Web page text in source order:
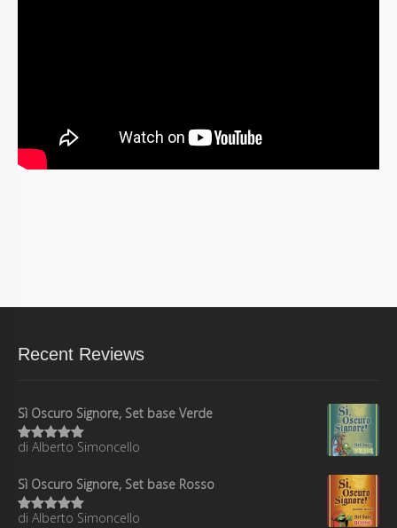
Recent Reviews
Sì Oscuro Signore, Set base Verde
Valutato5
di Alberto Simoncello
Sì Oscuro Signore, Set base Rosso
Valutato5
di Alberto Simoncello